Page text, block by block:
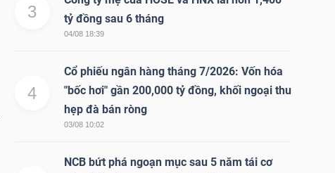
3
tỷ đồng sau 6 tháng
04/08 18:39
4
Cổ phiếu ngân hàng tháng 7/2026: Vốn hóa
"bốc hơi" gần 200,000 tỷ đồng, khối ngoại thu
hẹp đà bán ròng
03/08 10:02
NCB bứt phá ngoạn mục sau 5 năm tái cơ